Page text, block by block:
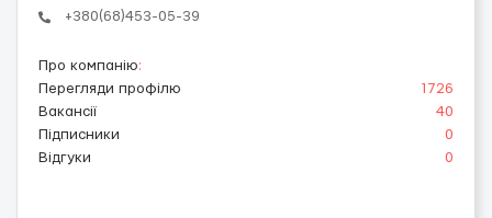
+380(68)453-05-39
Про компанію:
Перегляди профілю
1726
Вакансії
40
Підписники
0
Відгуки
0